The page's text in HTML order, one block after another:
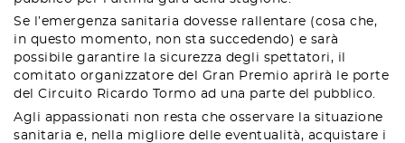
Se l’emergenza sanitaria dovesse rallentare (cosa che,
in questo momento, non sta succedendo) e sarà
possibile garantire la sicurezza degli spettatori, il
comitato organizzatore del Gran Premio aprirà le porte
del Circuito Ricardo Tormo ad una parte del pubblico.
Agli appassionati non resta che osservare la situazione
sanitaria e, nella migliore delle eventualità, acquistare i